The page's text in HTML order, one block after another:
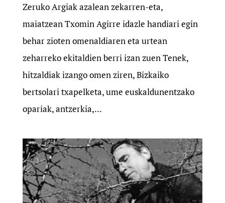
Zeruko Argiak azalean zekarren-eta,
maiatzean Txomin Agirre idaz­le handiari egin
behar zioten omenaldiaren eta urtean
zeharreko ekitaldien berri izan zuen Tenek,
hitzaldiak izango omen ziren, Bizkaiko
bertsolari txapelketa, ume euskaldunentzako
opariak, antzerkia,...